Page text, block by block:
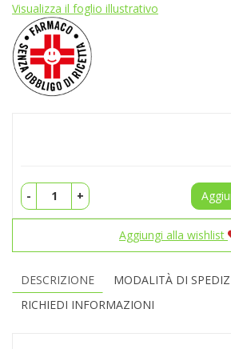
Visualizza il foglio illustrativo
- +
Aggiungi alla wishlist
DESCRIZIONE
MODALITÀ DI
RICHIEDI INFORMAZIONI